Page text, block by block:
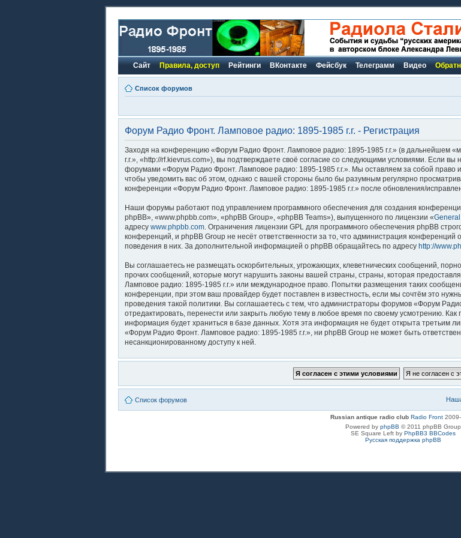
Сайт Правила, доступ Рейтинги ВКонтакте Фейсбук Телеграмм Видео
Список форумов
Форум Радио Фронт. Ламповое радио: 1895-1985 г.г. - Регистрация
Заходя на конференцию «Форум Радио Фронт. Ламповое радио: 1895-1985 г.г.» (в дальнейшем
г.г.», «http://rf.kievrus.com»), вы подтверждаете своё согласие со следующими условиями. Если
форумами «Форум Радио Фронт. Ламповое радио: 1895-1985 г.г.». Мы оставляем за собой право
чтобы уведомить вас об этом, однако с вашей стороны было бы разумным регулярно
конференции «Форум Радио Фронт. Ламповое радио: 1895-1985 г.г.» после обновления/
Наши форумы работают под управлением программного обеспечения для создания
phpBB», «www.phpbb.com», «phpBB Group», «phpBB Teams»), выпущенного по лицензии «
адресу www.phpbb.com. Ограничения лицензии GPL для программного обеспечения phpBB
конференций, и phpBB Group не несёт ответственности за то, что администрация конференций
поведения в них. За дополнительной информацией о phpBB обращайтесь по адресу http://
Вы соглашаетесь не размещать оскорбительных, угрожающих, клеветнических сообщений,
прочих сообщений, которые могут нарушить законы вашей страны, страны, которая
Ламповое радио: 1895-1985 г.г.» или международное право. Попытки размещения таких
конференции, при этом ваш провайдер будет поставлен в известность, если мы сочтём это
проведения такой политики. Вы соглашаетесь с тем, что администраторы форумов «Форум
отредактировать, перенести или закрыть любую тему в любое время по своему усмотрению. Как
информация будет храниться в базе данных. Хотя эта информация не будет открыта третьим
«Форум Радио Фронт. Ламповое радио: 1895-1985 г.г.», ни phpBB Group не может быть
несанкционированному доступу к ней.
Список форумов
Russian antique radio club Radio Front
Powered by phpBB © 2011 phpBB Group
SE Square Left by PhpBB3 BBCodes
Русская поддержка phpBB